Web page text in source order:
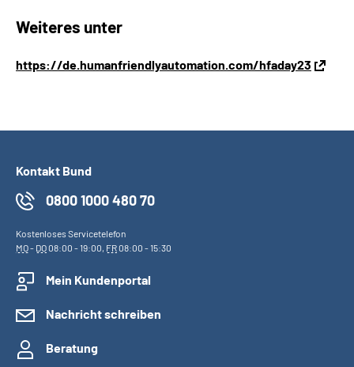
Weiteres unter
https://de.humanfriendlyautomation.com/hfaday23
Kontakt Bund
0800 1000 480 70
Kostenloses Servicetelefon
MO- DO08:00 - 19:00, FR08:00 - 15:30
Mein Kundenportal
Nachricht schreiben
Beratung